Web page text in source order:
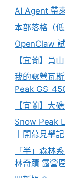
AI Agent 帶
本部落格（
OpenClaw
【宜蘭】員
我的露營瓦
Peak GS-
【宜蘭】大
Snow Peak
｜開幕見學記
「半」森林
林奇蹟 露營